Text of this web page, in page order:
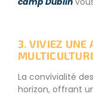
3. VIVIEZ UNE
La convivialité
horizon, offrant